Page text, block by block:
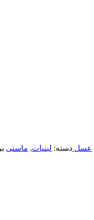
عسل دسته: لبنیات, ماستی